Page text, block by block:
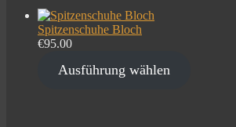
Spitzenschuhe Bloch
€95.00
Ausführung wählen